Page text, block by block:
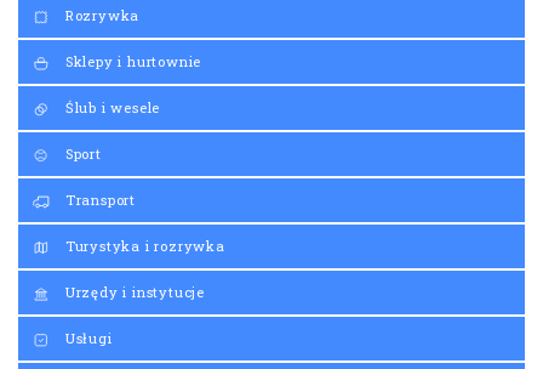
Rozrywka
Sklepy i hurtownie
Ślub i wesele
Sport
Transport
Turystyka i rozrywka
Urzędy i instytucje
Usługi